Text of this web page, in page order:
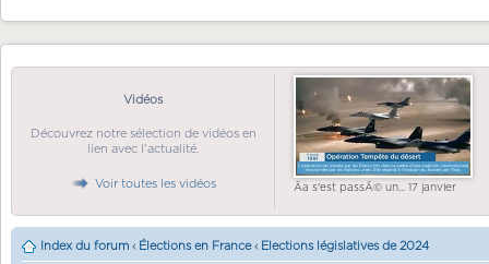
Vidéos
Découvrez notre sélection de vidéos en
lien avec l'actualité.
Voir toutes les vidéos Ãa s'est passÃ© un... 17 janvier
Index du forum ‹ Élections en France ‹ Elections législatives de 2024